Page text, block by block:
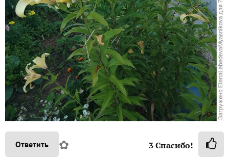
Ответить ✿ 3Спасибо!